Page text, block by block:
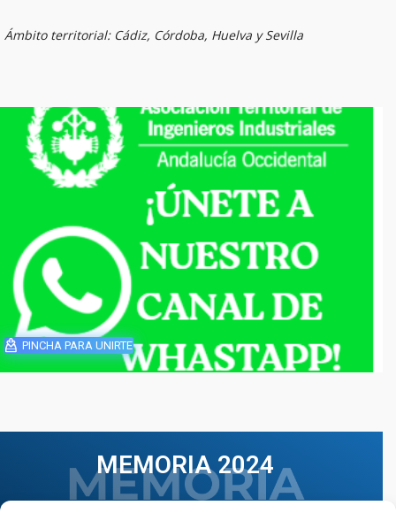
Ámbito territorial: Cádiz, Córdoba, Huelva y Sevilla
PINCHA PARA UNIRTE
MEMORIA 2024